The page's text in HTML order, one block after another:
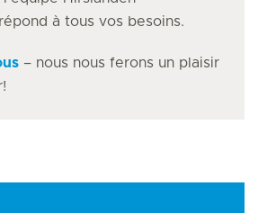
à tous vos besoins.
– nous nous ferons un plaisir